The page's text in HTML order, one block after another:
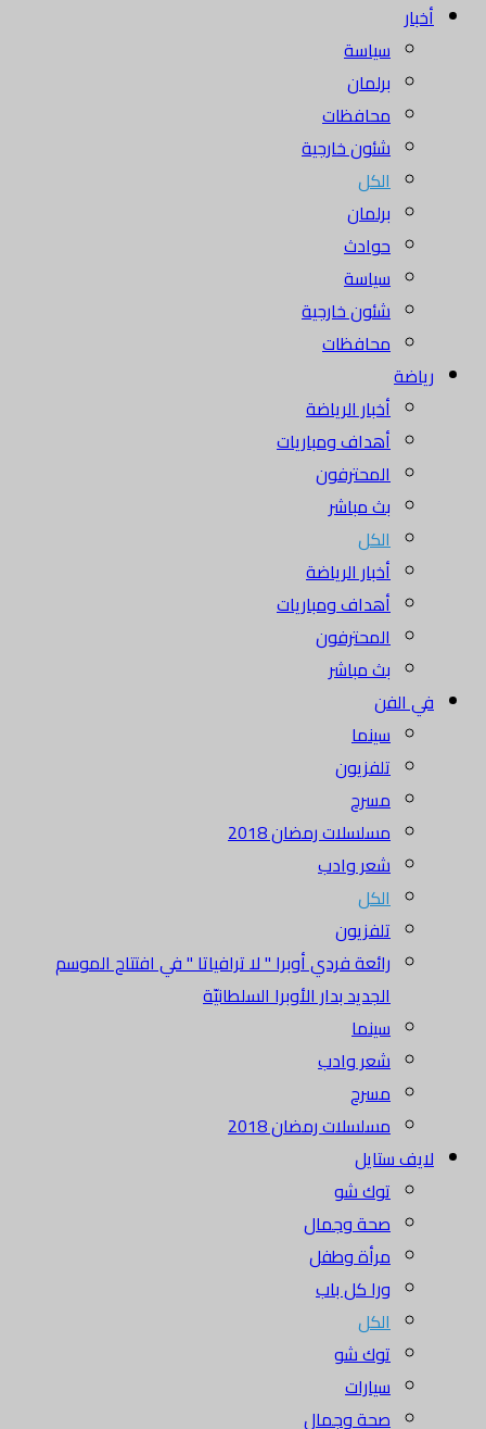
أخبار
سياسة
برلمان
محافظات
شئون خارجية
الكل
برلمان
حوادث
سياسة
شئون خارجية
محافظات
رياضة
أخبار الرياضة
أهداف ومباريات
المحترفون
بث مباشر
الكل
أخبار الرياضة
أهداف ومباريات
المحترفون
بث مباشر
في الفن
سينما
تلفزيون
مسرح
مسلسلات رمضان 2018
شعر وادب
الكل
تلفزيون
رائعة فردي أوبرا " لا ترافياتا " في افتتاح الموسم
الجديد بدار الأوبرا السلطانيّة
سينما
شعر وادب
مسرح
مسلسلات رمضان 2018
لايف ستايل
توك شو
صحة وجمال
مرأة وطفل
ورا كل باب
الكل
توك شو
سيارات
صحة وجمال